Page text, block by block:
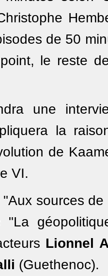
de 50
le reste
une
la
de
VI.
sources
"La
Lionnel
(Guethenoc).